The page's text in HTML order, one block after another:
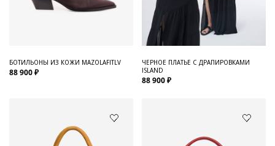
БОТИЛЬОНЫ ИЗ КОЖИ MAZOLAFITLV
88 900 ₽
ЧЕРНОЕ ПЛАТЬЕ С ДРАПИРОВКАМИ
ISLAND
88 900 ₽